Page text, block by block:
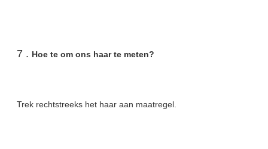
7 . Hoe te om ons haar te meten?
Trek rechtstreeks het haar aan maatregel.